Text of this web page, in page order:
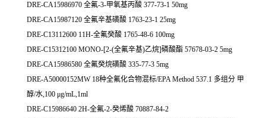
DRE-CA15986970 全氟-3-甲氧基丙酸 377-73-1 50mg
DRE-CA15987120 全氟辛基磺酸 1763-23-1 25mg
DRE-C13112600 11H-全氟癸酸 1765-48-6 100mg
DRE-C15312100 MONO-[2-(全氟辛基)乙烷]磷酸酯 57678-03-2 5mg
DRE-CA15986580 全氟癸烷磺酸 335-77-3 5mg
DRE-A50000152MW 18种全氟化合物混标/EPA Method 537.1 多组分 甲
醇/水,100 μg/mL,1ml
DRE-C15986640 2H-全氟-2-癸烯酸 70887-84-2